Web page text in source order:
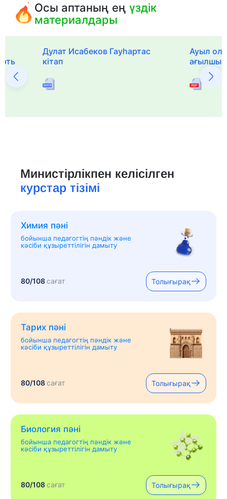
Осы аптаның еңүздік
материалдары
Дулат Исабеков Гауһартас
кітап
Ауыл
ағылшын
Министірлікпен келісілген
курстар тізімі
Химия пәні
бойынша педагогтің пәндік және
кәсіби құзыреттілігін дамыту
80/108сағат Толығырақ
Тарих пәні
бойынша педагогтің пәндік және
кәсіби құзыреттілігін дамыту
80/108сағат Толығырақ
Биология пәні
бойынша педагогтің пәндік және
кәсіби құзыреттілігін дамыту
80/108сағат Толығырақ